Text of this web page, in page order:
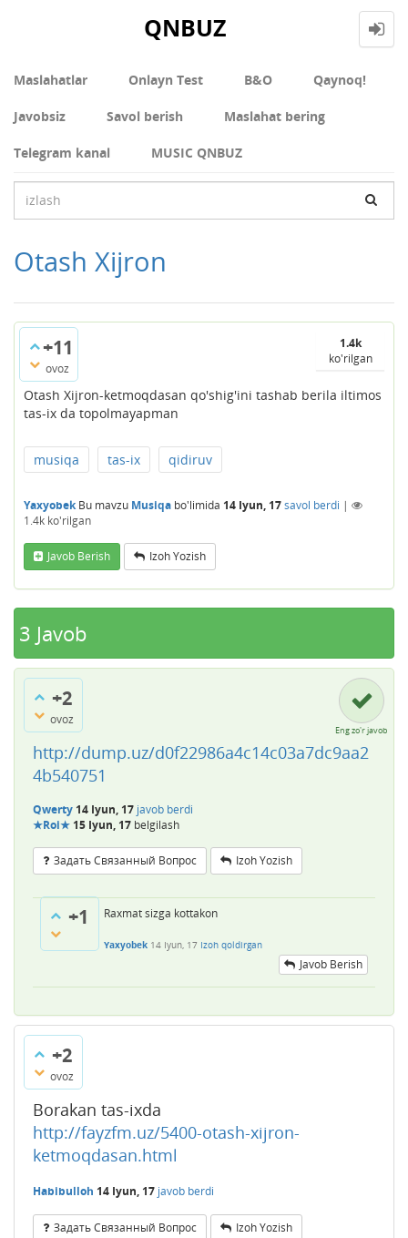
QNBUZ
Maslahatlar Onlayn Test В&О Qaynoq!
Javobsiz Savol berish Maslahat bering
Telegram kanal MUSIC QNBUZ
Otash Xijron
+11
ovoz
1.4k
ko'rilgan
Otash Xijron-ketmoqdasan qo'shig'ini tashab berila iltimos
tas-ix da topolmayapman
musiqa tas-ix qidiruv
Yaxyobek Bu mavzu Musiqa bo'limida 14 Iyun, 17savol berdi |
1.4k ko'rilgan
Javob Berish Izoh Yozish
3 Javob
+2
ovoz
Eng zo'r javob
http://dump.uz/d0f22986a4c14c03a7dc9aa2
4b540751
Qwerty 14 Iyun, 17 javob berdi
★Roi★ 15 Iyun, 17 belgilash
Задать Связанный Вопрос Izoh Yozish
+1 Raxmat sizga kottakon
Yaxyobek 14 Iyun, 17 Izoh qoldirgan
Javob Berish
+2
ovoz
Borakan tas-ixda
http://fayzfm.uz/5400-otash-xijron-
ketmoqdasan.html
Habibulloh 14 Iyun, 17 javob berdi
Задать Связанный Вопрос Izoh Yozish